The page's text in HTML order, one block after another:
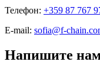
Телефон: +359 87 767
E-mail: sofia@f-
Напишите